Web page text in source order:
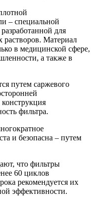
– специальной
для
растворов. Материал
в медицинской сфере,
а также в
путем саржевого
фильтра.
и безопасна – путем
что фильтры
60 циклов
рекомендуется их
эффективности.